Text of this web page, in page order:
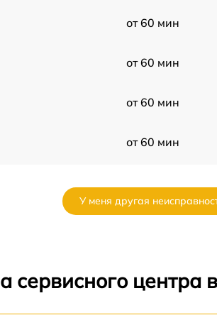
от 60 мин
от 60 мин
от 60 мин
от 60 мин
У меня другая
сервисного центра